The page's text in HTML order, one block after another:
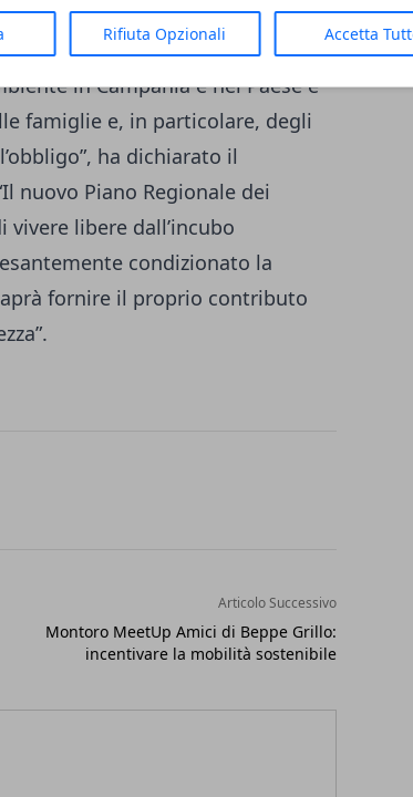
Rifiuta Opzionali Accetta
di sensibilizzazione nelle
e sulla cultura del riciclo.
in Campania e nel Paese è
famiglie e, in particolare, degli
ha dichiarato il
nuovo Piano Regionale dei
libere dall’incubo
condizionato la
fornire il proprio contributo
Articolo Successivo
Montoro MeetUp Amici di Beppe Grillo:
incentivare la mobilità sostenibile